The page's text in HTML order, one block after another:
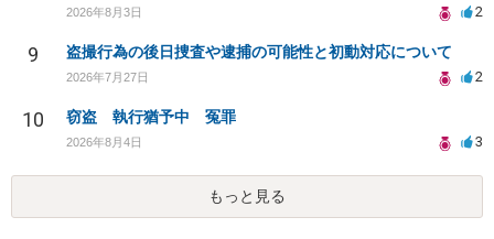
2026年8月3日 2
9 盗撮行為の後日捜査や逮捕の可能性と初動対応について
2026年7月27日 2
10 窃盗 執行猶予中 冤罪
2026年8月4日 3
もっと見る